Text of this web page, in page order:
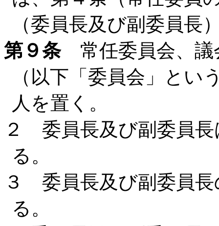
（委員長及び副委員長
第９条常任委員会、議
（以下「委員会」とい
人を置く。
２ 委員長及び副委員
る。
３ 委員長及び副委員長
る。